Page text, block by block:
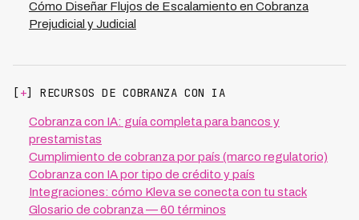
Cómo Diseñar Flujos de Escalamiento en Cobranza
Prejudicial y Judicial
[ +] RECURSOS DE COBRANZA CON IA
Cobranza con IA: guía completa para bancos y
prestamistas
Cumplimiento de cobranza por país (marco regulatorio)
Cobranza con IA por tipo de crédito y país
Integraciones: cómo Kleva se conecta con tu stack
Glosario de cobranza — 60 términos